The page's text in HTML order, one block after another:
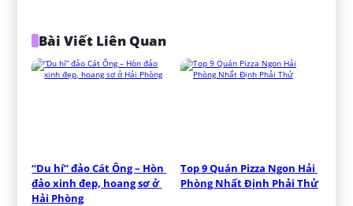
Bài Viết Liên Quan
“Du hí” đảo Cát Ông – Hòn
đảo xinh đẹp, hoang sơ ở
Hải Phòng
Top 9 Quán Pizza Ngon Hải
Phòng Nhất Định Phải Thử